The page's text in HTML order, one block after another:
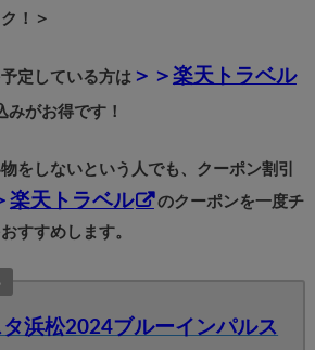
！＞
定している方は＞＞ 楽天トラベル
みがお得です！
をしないという人でも、クーポン割引
楽天トラベル
のクーポンを一度チ
すすめします。
タ浜松2024ブルーインパルス